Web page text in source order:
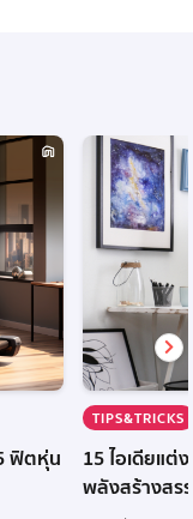
ฟิตหุ่น
TIPS&TRICKS
15 ไอเดียแ
พลังสร้างสร